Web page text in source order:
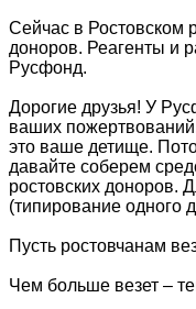
Сейчас в Ростовском
доноров. Реагенты и
Русфонд.
Дорогие друзья! У
ваших
это ваше детище.
давайте соберем
ростовских доноров.
(типирование одного
Пусть ростовчанам
Чем больше везет –